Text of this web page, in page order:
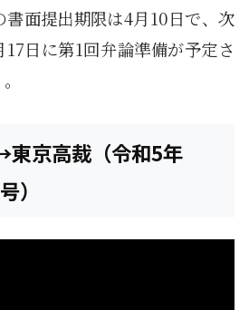
書面提出期限は4月10日で、次
日に第1回弁論準備が予定さ
東京高裁（令和5年
）